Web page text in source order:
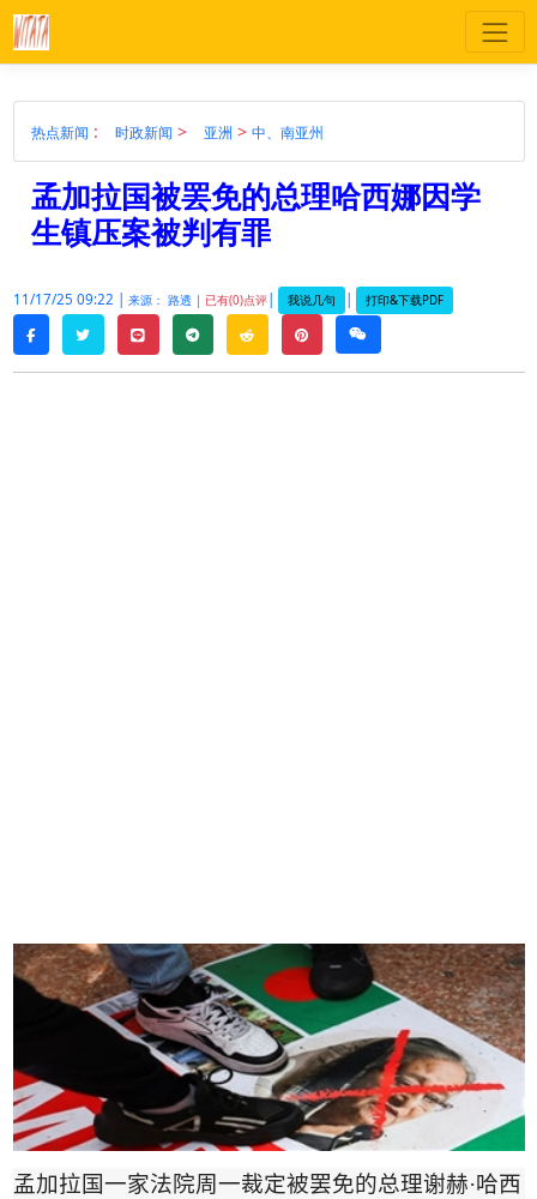
热点新闻 : 时政新闻 > 亚洲 > 中、南亚州
孟加拉国被罢免的总理哈西娜因学
生镇压案被判有罪
11/17/25 09:22 | 来源： 路透 | 已有(0)点评| 我说几句 | 打印&下载PDF
facebooktwitterline telegramreddit pinterestweixin
孟加拉国一家法院周一裁定被罢免的总理谢赫·哈西